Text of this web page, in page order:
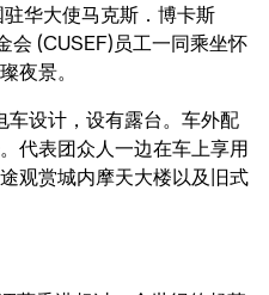
华大使马克斯．博卡斯
会 (CUSEF)员工一同乘坐怀
夜景。
设计，设有露台。车外配
代表团众人一边在车上享用
观赏城内摩天大楼以及旧式